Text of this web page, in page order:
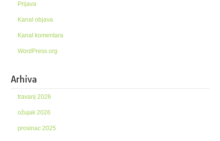
Prijava
Kanal objava
Kanal komentara
WordPress.org
Arhiva
travanj 2026
ožujak 2026
prosinac 2025